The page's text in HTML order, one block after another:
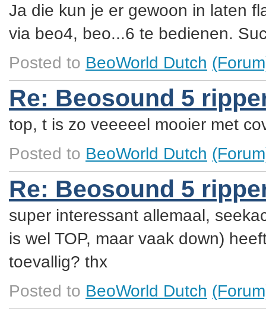
Ja die kun je er gewoon in laten
via beo4, beo...6 te bedienen.
Posted to BeoWorld Dutch
Re: Beosound 5
top, t is zo veeeeel mooier met
Posted to BeoWorld Dutch
Re: Beosound 5
super interessant allemaal,
is wel TOP, maar vaak down)
toevallig? thx
Posted to BeoWorld Dutch